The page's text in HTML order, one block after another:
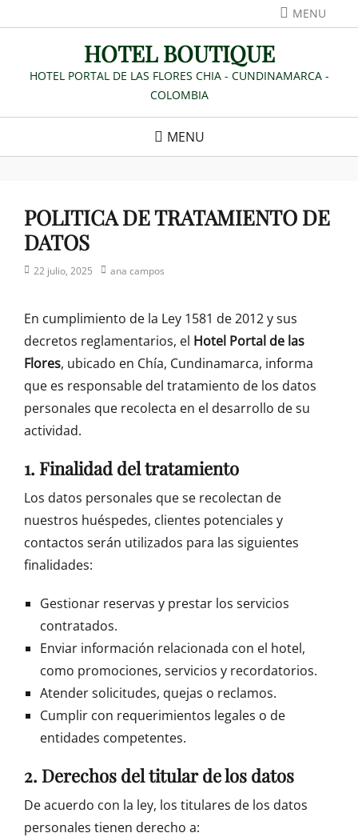
to
MENU
HOTEL BOUTIQUE
HOTEL PORTAL DE LAS FLORES CHIA - CUNDINAMARCA -
COLOMBIA
MENU
POLITICA DE TRATAMIENTO DE
DATOS
Posted
22 julio, 2025 Author
ana campos
En cumplimiento de la Ley 1581 de 2012 y sus
decretos reglamentarios, el Hotel Portal de las
Flores, ubicado en Chía, Cundinamarca, informa
que es responsable del tratamiento de los datos
personales que recolecta en el desarrollo de su
actividad.
1. Finalidad del tratamiento
Los datos personales que se recolectan de
nuestros huéspedes, clientes potenciales y
contactos serán utilizados para las siguientes
finalidades:
Gestionar reservas y prestar los servicios
contratados.
Enviar información relacionada con el hotel,
como promociones, servicios y recordatorios.
Atender solicitudes, quejas o reclamos.
Cumplir con requerimientos legales o de
entidades competentes.
2. Derechos del titular de los datos
De acuerdo con la ley, los titulares de los datos
personales tienen derecho a: